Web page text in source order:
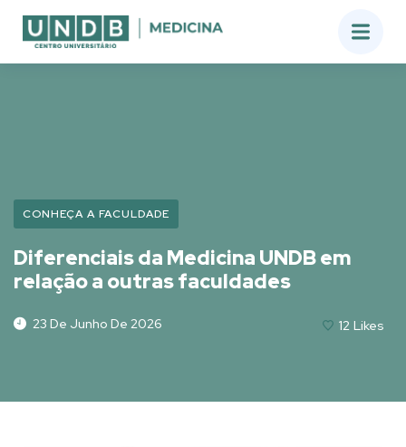
CONHEÇA A FACULDADE
Diferenciais da Medicina UNDB em
relação a outras faculdades
23 De Junho De 2026 12 Likes